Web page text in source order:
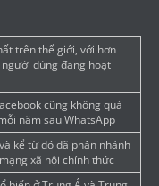
trên thế giới, với hơn
dùng đang hoạt
cũng không quá
năm sau WhatsApp
kể từ đó đã phân nhánh
xã hội chính thức